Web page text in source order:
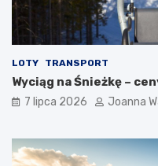
LOTY TRANSPORT
Wyciąg na Śnieżkę –
7 lipca 2026 Joanna